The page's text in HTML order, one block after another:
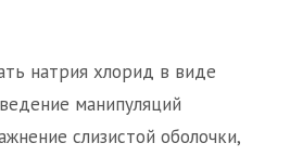
натрия хлорид в виде
манипуляций
слизистой оболочки,